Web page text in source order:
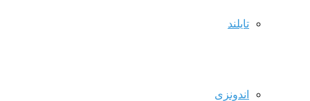
تایلند
اندونزی